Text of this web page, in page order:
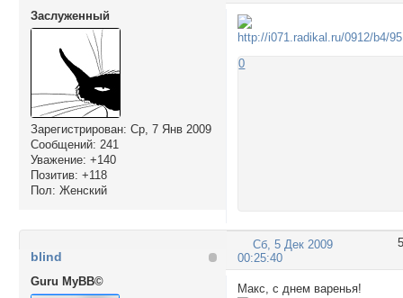
Заслуженный
Зарегистрирован: Ср, 7 Янв 2009
Сообщений: 241
Уважение: +140
Позитив: +118
Пол: Женский
0
5
Сб, 5 Дек 2009
00:25:40
blind
Guru MyBB©
Макс, с днем варенья!